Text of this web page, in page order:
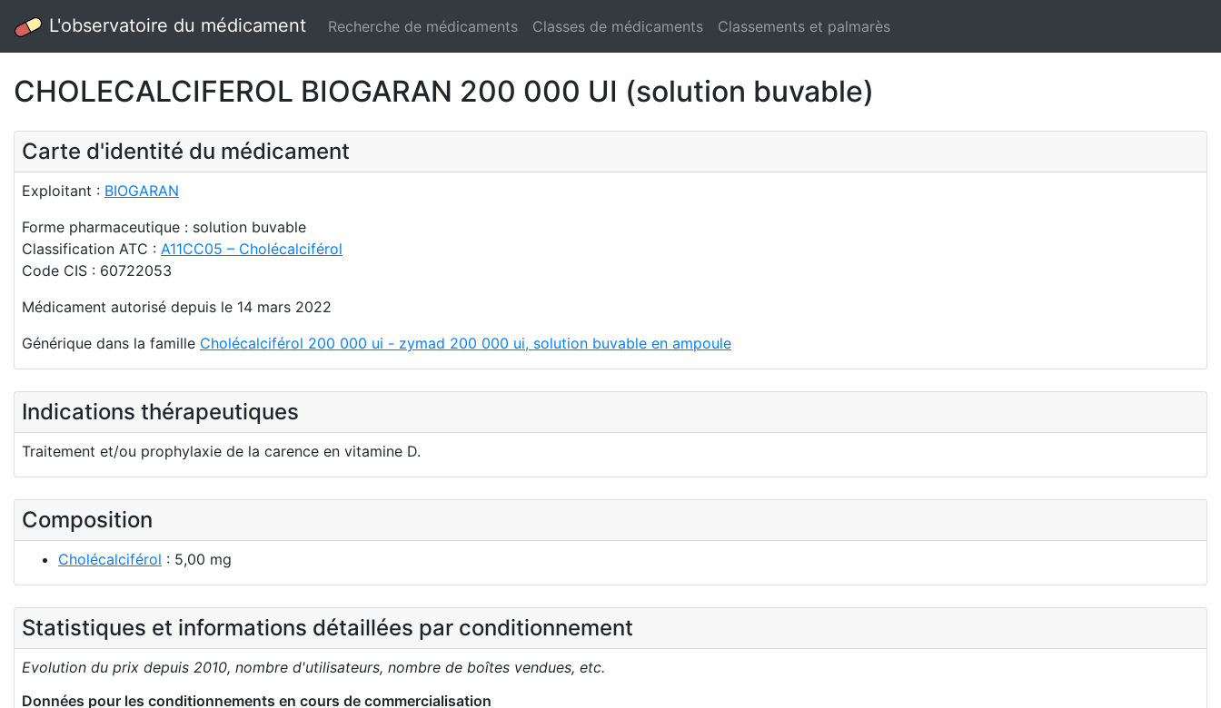
L'observatoire du médicament Recherche de médicaments Classes de médicaments Classements et palmarès
CHOLECALCIFEROL BIOGARAN 200 000 UI (solution buvable)
Carte d'identité du médicament
Exploitant : BIOGARAN
Forme pharmaceutique : solution buvable
Classification ATC : A11CC05 – Cholécalciférol
Code CIS : 60722053
Médicament autorisé depuis le 14 mars 2022
Générique dans la famille Cholécalciférol 200 000 ui - zymad 200 000 ui, solution buvable en ampoule
Indications thérapeutiques
Traitement et/ou prophylaxie de la carence en vitamine D.
Composition
Cholécalciférol : 5,00 mg
Statistiques et informations détaillées par conditionnement
Evolution du prix depuis 2010, nombre d'utilisateurs, nombre de boîtes vendues, etc.
Données pour les conditionnements en cours de commercialisation